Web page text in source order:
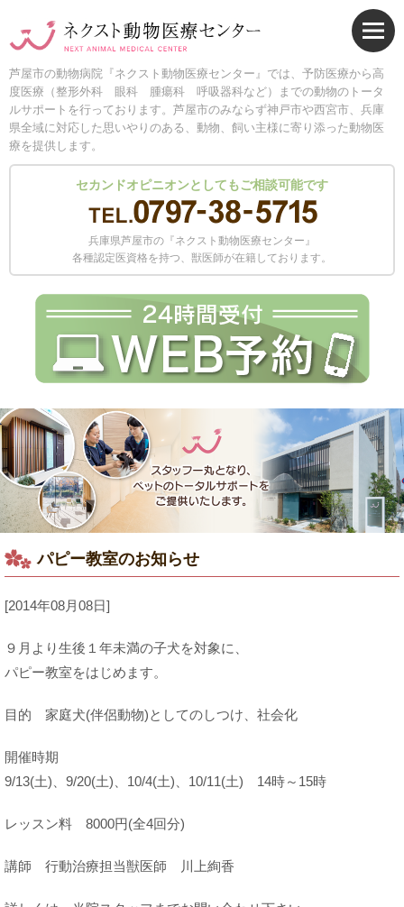
芦屋市の動物病院『ネクスト動物医療センター』では、予防医療から高
度医療（整形外科 眼科 腫瘍科 呼吸器科など）までの動物のトータ
ルサポートを行っております。芦屋市のみならず神戸市や西宮市、兵庫
県全域に対応した思いやりのある、動物、飼い主様に寄り添った動物医
療を提供します。
セカンドオピニオンとしてもご相談可能です
兵庫県芦屋市の『ネクスト動物医療センター』
各種認定医資格を持つ、獣医師が在籍しております。
パピー教室のお知らせ
[2014年08月08日]
９月より生後１年未満の子犬を対象に、
パピー教室をはじめます。
目的 家庭犬(伴侶動物)としてのしつけ、社会化
開催時期
9/13(土)、9/20(土)、10/4(土)、10/11(土) 14時～15時
レッスン料 8000円(全4回分)
講師 行動治療担当獣医師 川上絢香